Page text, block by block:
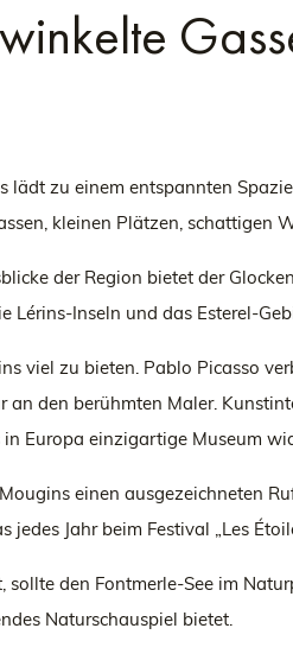
lädt zu einem entspannten
kleinen Plätzen, schattigen
der Region bietet der
Lérins-Inseln und das Esterel-
viel zu bieten. Pablo Picasso
an den berühmten Maler.
in Europa einzigartige Museum
einen ausgezeichneten
jedes Jahr beim Festival „Les
sollte den Fontmerle-See im
Naturschauspiel bietet.